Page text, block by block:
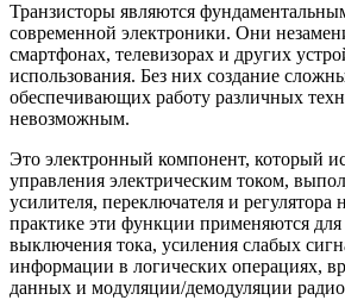
Транзисторы являются
современной электроники. Они
смартфонах, телевизорах и других
использования. Без них создание
обеспечивающих работу различных
невозможным.
Это электронный компонент, который
управления электрическим током,
усилителя, переключателя и
практике эти функции применяются
выключения тока, усиления слабых
информации в логических операциях,
данных и модуляции/демодуляции